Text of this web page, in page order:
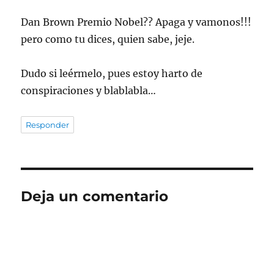
Dan Brown Premio Nobel?? Apaga y vamonos!!!
pero como tu dices, quien sabe, jeje.
Dudo si leérmelo, pues estoy harto de
conspiraciones y blablabla…
Responder
Deja un comentario